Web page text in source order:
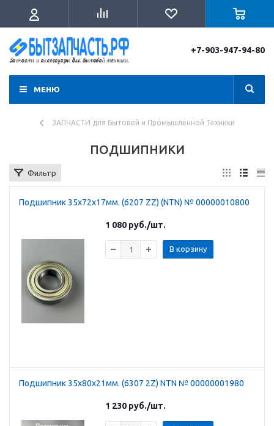
+7-903-947-94-80
МЕНЮ
ЗАПЧАСТИ для Бытовой и Промышленной Техники
ПОДШИПНИКИ
Фильтр
Подшипник 35х72х17мм. (6207 ZZ) (NTN) № 00000010800
1 080 руб./шт.
В корзину
Подшипник 35х80х21мм. (6307 2Z) NTN № 00000001980
1 230 руб./шт.